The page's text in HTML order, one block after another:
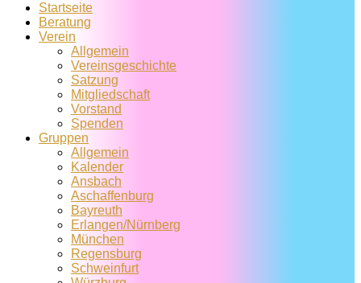
Startseite
Beratung
Verein
Allgemein
Vereins­geschichte
Satzung
Mitglied­schaft
Vorstand
Spenden
Gruppen
Allgemein
Kalender
Ansbach
Aschaffenburg
Bayreuth
Erlangen/Nürnberg
München
Regensburg
Schweinfurt